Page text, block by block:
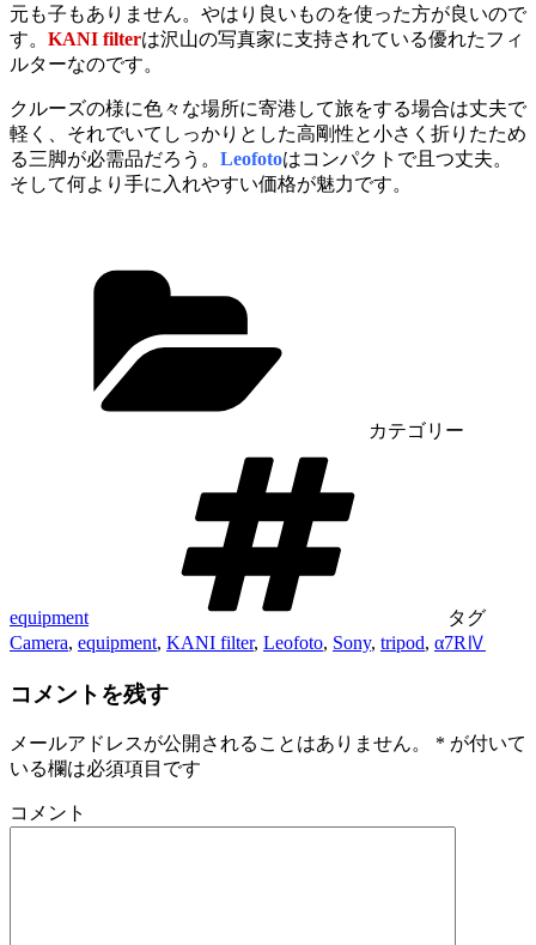
元も子もありません。やはり良いものを使った方が良いので
す。 KANI filterは沢山の写真家に支持されている優れたフィ
ルターなのです。
クルーズの様に色々な場所に寄港して旅をする場合は丈夫で
軽く、それでいてしっかりとした高剛性と小さく折りたため
る三脚が必需品だろう。 Leofotoはコンパクトで且つ丈夫。
そして何より手に入れやすい価格が魅力です。
カテゴリー
equipment
タグ
Camera, equipment, KANI filter, Leofoto, Sony, tripod, α7RⅣ
コメントを残す
メールアドレスが公開されることはありません。 * が付いて
いる欄は必須項目です
コメント